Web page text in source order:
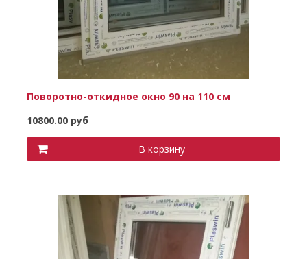
Поворотно-откидное окно 90 на 110 см
10800.00 руб
В корзину